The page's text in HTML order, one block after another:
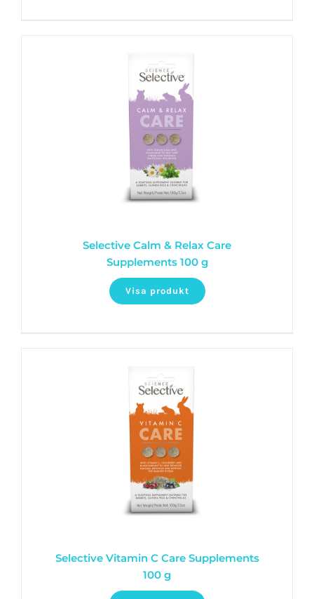
Selective Calm & Relax Care
Supplements 100 g
Visa produkt
Selective Vitamin C Care Supplements
100 g